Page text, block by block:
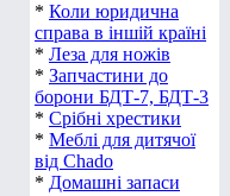
* Коли юридична
справа в іншій країні
* Леза для ножів
* Запчастини до
борони БДТ-7, БДТ-3
* Срібні хрестики
* Меблі для дитячої
від Chado
* Домашні запаси